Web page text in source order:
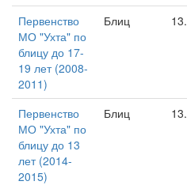
Первенство
МО "Ухта" по
блицу до 17-
19 лет (2008-
2011)
Блиц
Первенство
МО "Ухта" по
блицу до 13
лет (2014-
2015)
Блиц